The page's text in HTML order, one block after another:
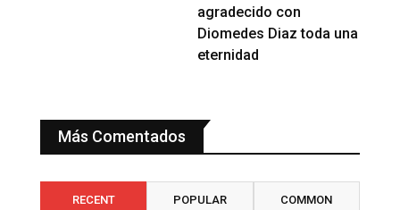
agradecido con
Diomedes Diaz toda una
eternidad
Más Comentados
RECENT POPULAR COMMON